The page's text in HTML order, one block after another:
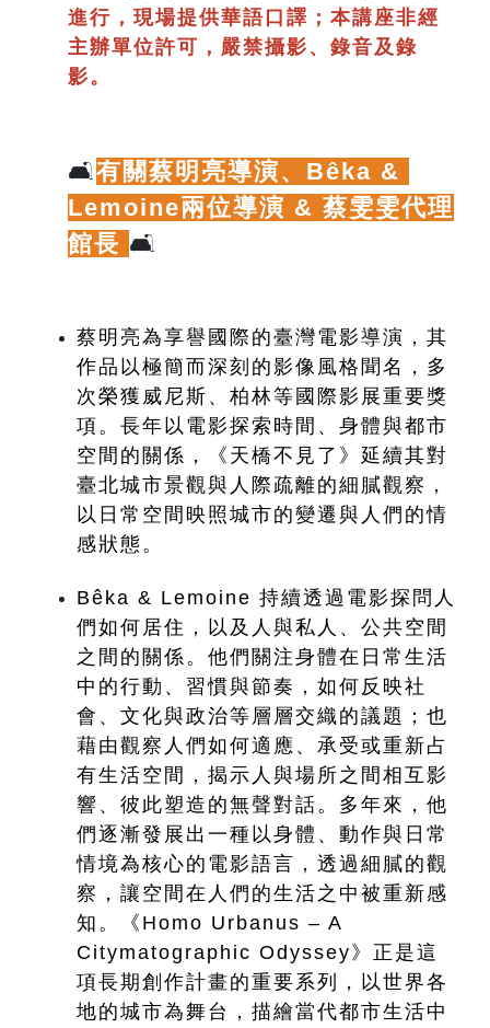
進行 ，現場提供華語口譯； 本講座非經
主辦單位許可，嚴禁攝影、錄音及錄
影。
🛋️有關蔡明亮導演、 Bêka &
Lemoine兩位導演 & 蔡雯雯代理
館長 🛋️
蔡明亮為享譽國際的臺灣電影導演，其
作品以極簡而深刻的影像風格聞名，多
次榮獲威尼斯、柏林等國際影展重要獎
項。長年以電影探索時間、身體與都市
空間的關係，《天橋不見了》延續其對
臺北城市景觀與人際疏離的細膩觀察，
以日常空間映照城市的變遷與人們的情
感狀態。
Bêka & Lemoine 持續透過電影探問人
們如何居住，以及人與私人、公共空間
之間的關係。他們關注身體在日常生活
中的行動、習慣與節奏，如何反映社
會、文化與政治等層層交織的議題；也
藉由觀察人們如何適應、承受或重新占
有生活空間，揭示人與場所之間相互影
響、彼此塑造的無聲對話。多年來，他
們逐漸發展出一種以身體、動作與日常
情境為核心的電影語言，透過細膩的觀
察，讓空間在人們的生活之中被重新感
知。《Homo Urbanus – A
Citymatographic Odyssey》正是這
項長期創作計畫的重要系列，以世界各
地的城市為舞台，描繪當代都市生活中